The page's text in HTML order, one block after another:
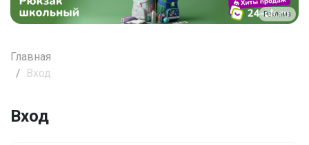
Реклама
Главная
Вход
Вход